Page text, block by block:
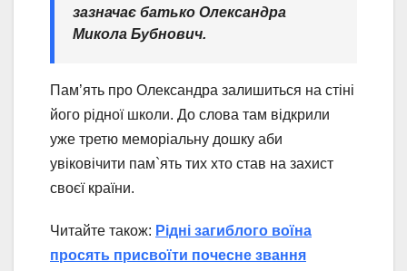
зазначає батько Олександра
Микола Бубнович.
Пам’ять про Олександра залишиться на стіні
його рідної школи. До слова там відкрили
уже третю меморіальну дошку аби
увіковічити пам`ять тих хто став на захист
своєї країни.
Читайте також: Рідні загиблого воїна
просять присвоїти почесне звання